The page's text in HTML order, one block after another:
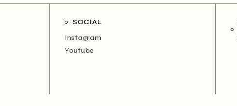
SOCIAL
Instagram
Youtube